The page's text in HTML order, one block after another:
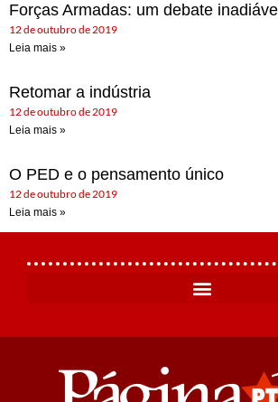
Forças Armadas: um debate inadiável
12 de outubro de 2019
Leia mais »
Retomar a indústria
12 de outubro de 2019
Leia mais »
O PED e o pensamento único
12 de outubro de 2019
Leia mais »